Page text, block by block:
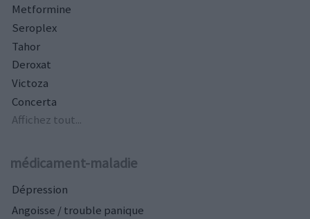
Metformine
Seroplex
Tahor
Deroxat
Victoza
Concerta
Affichez tout...
médicament-maladie
Dépression
Angoisse / trouble panique